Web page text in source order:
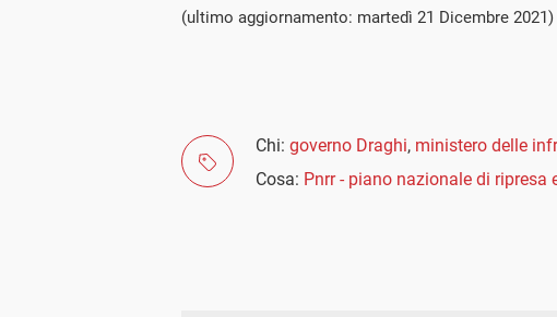
(ultimo aggiornamento: martedì 21 Dicembre 2021)
Chi: governo Draghi, ministero delle
Cosa: Pnrr - piano nazionale di ripresa